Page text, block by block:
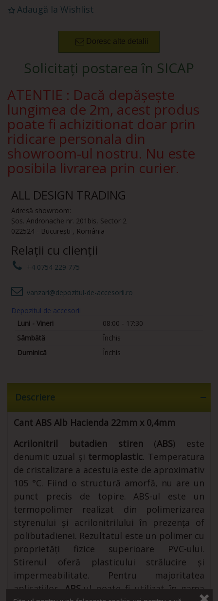
Adaugă la Wishlist
Doresc alte detalii
Solicitați postarea în SICAP
ATENTIE : Dacă depășește
lungimea de 2m, acest produs
poate fi achizitionat doar prin
ridicare personala din
showroom-ul nostru. Nu este
posibila livrarea prin curier.
ALL DESIGN TRADING
Adresă showroom:
Șos. Andronache nr. 201bis, Sector 2
022524 - București , România
Relații cu clienții
+4 0754 229 775
vanzari@depozitul-de-accesorii.ro
Depozitul de accesorii
Luni - Vineri
08:00 - 17:30
Sâmbătă
Închis
Duminică
Închis
Descriere
Cant ABS Alb Hacienda 22mm x 0,4mm
Acrilonitril butadien stiren(ABS) este
denumit uzual și termoplastic. Temperatura
de cristalizare a acestuia este de aproximativ
105 °C. Fiind o structură amorfă, nu are un
punct precis de topire. ABS-ul este un
termopolimer realizat din polimerizarea
styrenului și acrilonitrilului în prezența of
polibutadienei. Rezultatul este un polimer cu
proprietăți fizice superioare PVC-ului.
Stirenul oferă plasticului strălucire și
impermeabilitate. Pentru majoritatea
aplicațiilor,
ABS -ul poate fi utilizat în gama